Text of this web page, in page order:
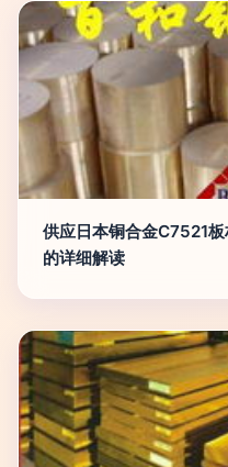
供应日本铜合金C7521
的详细解读